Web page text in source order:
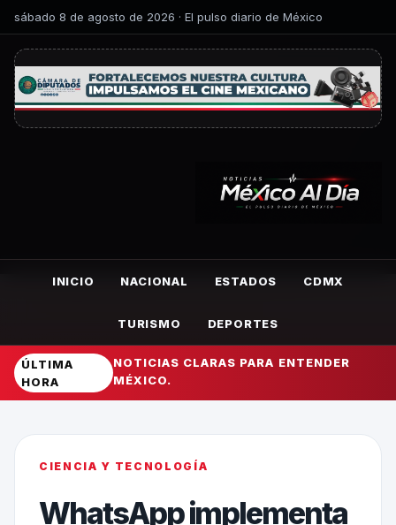
sábado 8 de agosto de 2026 · El pulso diario de México
INICIO NACIONAL ESTADOS CDMX
TURISMO DEPORTES
ÚLTIMA
HORA
NOTICIAS CLARAS PARA ENTENDER
MÉXICO.
CIENCIA Y TECNOLOGÍA
WhatsApp implementa